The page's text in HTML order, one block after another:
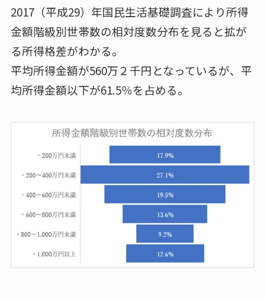
2017（平成29）年国民生活基礎調査により所得
金額階級別世帯数の相対度数分布を見ると拡が
る所得格差がわかる。
平均所得金額が560万２千円となっているが、平
均所得金額以下が61.5％を占める。